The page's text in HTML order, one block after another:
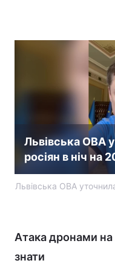
Львівська ОВА
росіян в ніч на
Львівська ОВА
Атака дронами на
знати